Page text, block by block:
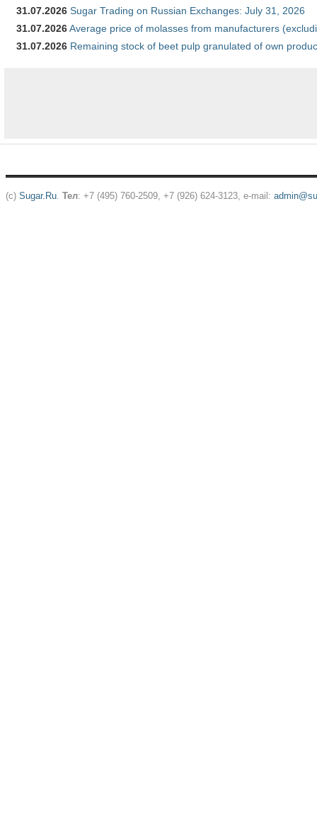
31.07.2026 Sugar Trading on Russian Exchanges: July 31, 2026
31.07.2026Average price of molasses from manufacturers
31.07.2026 Remaining stock of beet pulp granulated of own
(c) Sugar.Ru. Тел: +7 (495) 760-2509, +7 (926) 624-3123, e-mail: